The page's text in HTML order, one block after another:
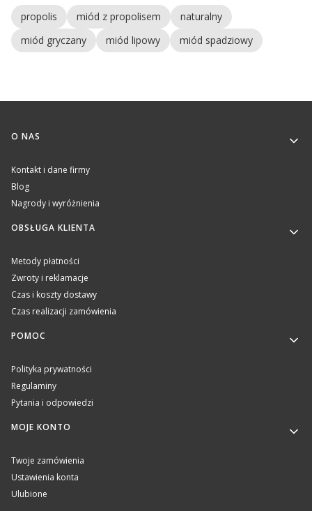
propolis miód z propolisem
naturalny
miód gryczany
miód lipowy miód spadziowy
Linki w stopce
O NAS
Kontakt i dane firmy
Blog
Nagrody i wyróżnienia
OBSŁUGA KLIENTA
Metody płatności
Zwroty i reklamacje
Czas i koszty dostawy
Czas realizacji zamówienia
POMOC
Polityka prywatności
Regulaminy
Pytania i odpowiedzi
MOJE KONTO
Twoje zamówienia
Ustawienia konta
Ulubione